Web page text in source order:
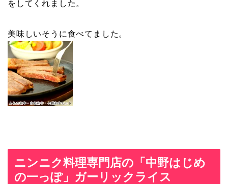
をしてくれました。
美味しいそうに食べてました。
ニンニク料理専門店の「中野はじめ
の一っぽ」ガーリックライス